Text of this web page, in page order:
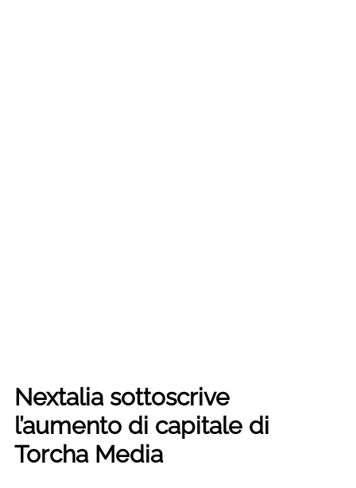
Nextalia sottoscrive
l’aumento di capitale di
Torcha Media